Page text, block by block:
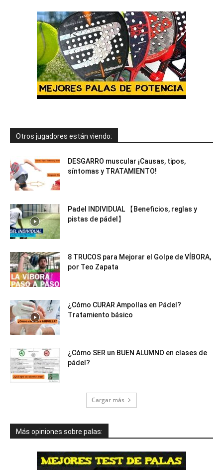
Otros jugadores están viendo:
DESGARRO muscular ¡Causas, tipos,
síntomas y TRATAMIENTO!
Padel INDIVIDUAL 【Beneficios, reglas y
pistas de pádel】
8 TRUCOS para Mejorar el Golpe de VÍBORA,
por Teo Zapata
¿Cómo CURAR Ampollas en Pádel?
Tratamiento básico
¿Cómo SER un BUEN ALUMNO en clases de
pádel?
Cargar más
Más opiniones sobre palas: